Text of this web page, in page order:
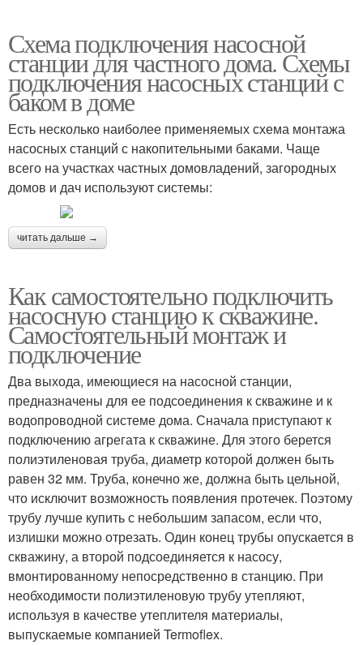
Схема подключения насосной
станции для частного дома. Схемы
подключения насосных станций с
баком в доме
Есть несколько наиболее применяемых схема монтажа
насосных станций с накопительными баками. Чаще
всего на участках частных домовладений, загородных
домов и дач используют системы:
читать дальше →
Как самостоятельно подключить
насосную станцию к скважине.
Самостоятельный монтаж и
подключение
Два выхода, имеющиеся на насосной станции,
предназначены для ее подсоединения к скважине и к
водопроводной системе дома. Сначала приступают к
подключению агрегата к скважине. Для этого берется
полиэтиленовая труба, диаметр которой должен быть
равен 32 мм. Труба, конечно же, должна быть цельной,
что исключит возможность появления протечек. Поэтому
трубу лучше купить с небольшим запасом, если что,
излишки можно отрезать. Один конец трубы опускается в
скважину, а второй подсоединяется к насосу,
вмонтированному непосредственно в станцию. При
необходимости полиэтиленовую трубу утепляют,
используя в качестве утеплителя материалы,
выпускаемые компанией Termoflex.